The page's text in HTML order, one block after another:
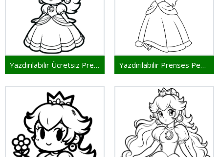
Yazdırılabilir Ücretsiz Prenses Peach Yazdırılabilir Prenses Peach